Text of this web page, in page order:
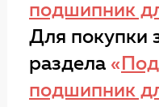
подшипник
Для покупки
раздела «
подшипник